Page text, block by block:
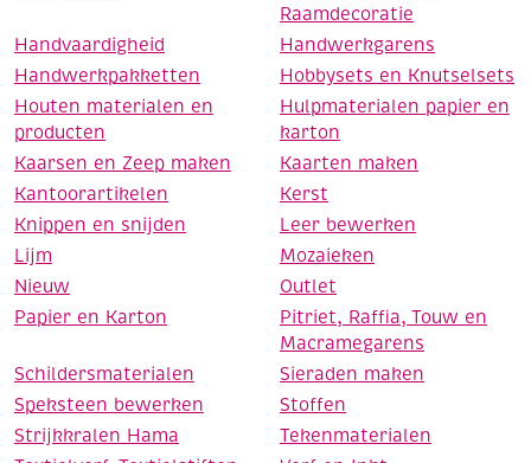
Raamdecoratie
Handvaardigheid
Handwerkgarens
Handwerkpakketten
Hobbysets en Knutselsets
Houten materialen en
producten
Hulpmaterialen papier en
karton
Kaarsen en Zeep maken
Kaarten maken
Kantoorartikelen
Kerst
Knippen en snijden
Leer bewerken
Lijm
Mozaieken
Nieuw
Outlet
Papier en Karton
Pitriet, Raffia, Touw en
Macramegarens
Schildersmaterialen
Sieraden maken
Speksteen bewerken
Stoffen
Strijkkralen Hama
Tekenmaterialen